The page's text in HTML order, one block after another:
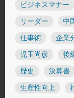
ビジネスマナー
リーダー 中
仕事術 企業
児玉尚彦 後
歴史 決算書
生産性向上